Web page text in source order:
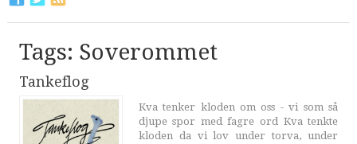
Tags: Soverommet
Tankeflog
Kva tenker kloden om oss - vi som så
djupe spor med fagre ord Kva tenkte
kloden da vi lov under torva, under